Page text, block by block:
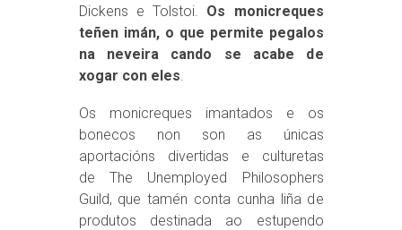
Dickens e Tolstoi. Os monicreques
teñen imán, o que permite pegalos
na neveira cando se acabe de
xogar con eles.
Os monicreques imantados e os
bonecos non son as únicas
aportacións divertidas e culturetas
de The Unemployed Philosophers
Guild, que tamén conta cunha liña de
produtos destinada ao estupendo